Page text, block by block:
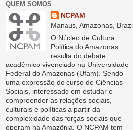
QUEM SOMOS
NCPAM
Manaus, Amazonas, Brazil
O Núcleo de Cultura
Política do Amazonas
resulta do debate
acadêmico vivenciado na Universidade
Federal do Amazonas (Ufam). Sendo
uma expressão do curso de Ciências
Sociais, interessado em estudar e
compreender as relações sociais,
culturais e políticas a partir da
complexidade das forças sociais que
operam na Amazônia. O NCPAM tem